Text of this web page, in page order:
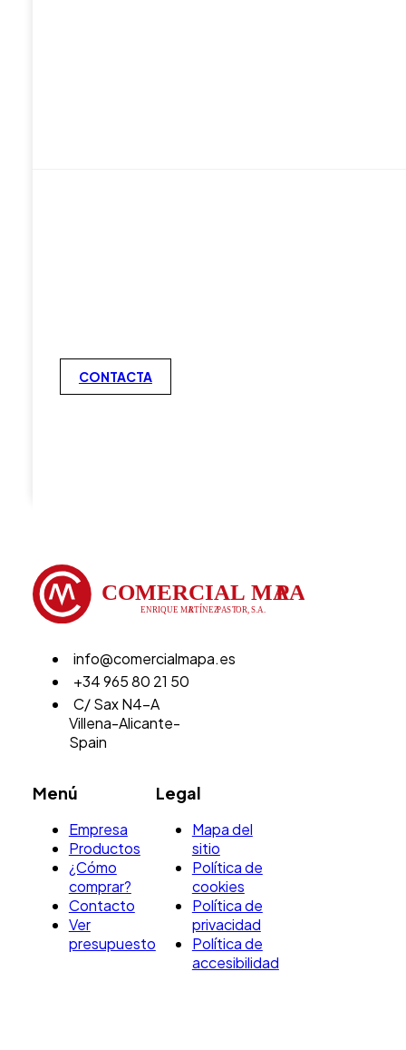
CONTACTA
info@comercialmapa.es
+34 965 80 21 50
C/ Sax N4-A
Villena-Alicante-
Spain
Menú
Empresa
Productos
¿Cómo
comprar?
Contacto
Ver
presupuesto
Legal
Mapa del
sitio
Política de
cookies
Política de
privacidad
Política de
accesibilidad